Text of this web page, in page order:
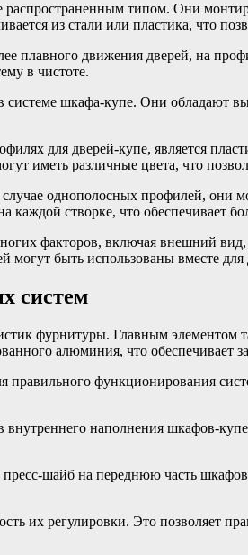
типом. Они
из стали или пластика, что
плавного движения дверей, на
в чистоте.
шкафа-купе. Они обладают
для дверей-купе, является
иметь различные цвета, что
однополосных профилей, они
створке, что обеспечивает
факторов, включая внешний
быть использованы вместе
систем
фурнитуры. Главным элементом
алюминия, что обеспечивает
функционирования
наполнения шкафов-
шайб на переднюю часть
их регулировки. Это позволяет